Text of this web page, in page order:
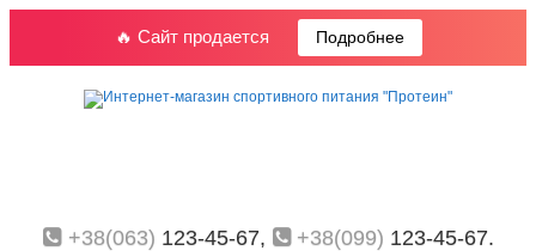
🔥 Сайт продается Подробнее
+38(063) 123-45-67, +38(099) 123-45-67.